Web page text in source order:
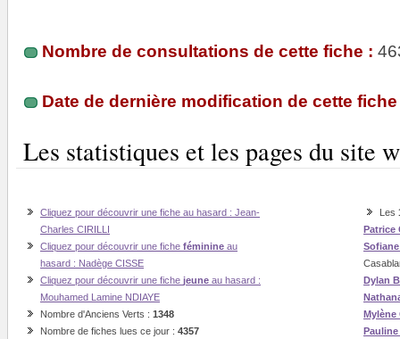
Nombre de consultations de cette fiche :
Date de dernière modification de cette
Les statistiques et les pages du site
Cliquez pour découvrir une fiche au hasard : Jean-
Charles CIRILLI
Cliquez pour découvrir une fiche féminine au
hasard : Nadège CISSE
Cliquez pour découvrir une fiche jeune au hasard :
Mouhamed Lamine NDIAYE
Nombre d'Anciens Verts : 1348
Nombre de fiches lues ce jour : 4357
Les
Patrice
Dylan
Mylène